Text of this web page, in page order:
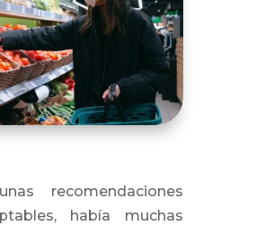
recomendaciones
había muchas